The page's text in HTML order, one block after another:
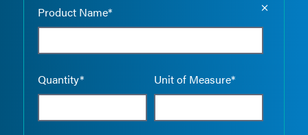
Product Name*
Quantity* Unit of Measure*